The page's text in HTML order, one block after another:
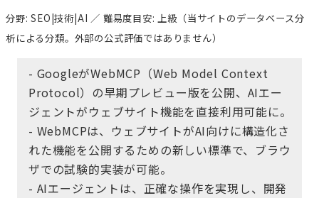
分野: SEO|技術|AI ／ 難易度目安: 上級（当サイトのデータベース分
析による分類。外部の公式評価ではありません）
- GoogleがWebMCP（Web Model Context
Protocol）の早期プレビュー版を公開、AIエー
ジェントがウェブサイト機能を直接利用可能に。
- WebMCPは、ウェブサイトがAI向けに構造化さ
れた機能を公開するための新しい標準で、ブラウ
ザでの試験的実装が可能。
- AIエージェントは、正確な操作を実現し、開発